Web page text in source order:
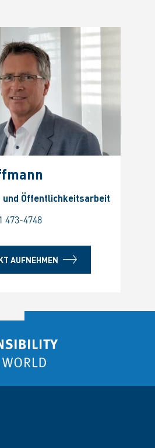
Öffentlichkeitsarbeit
473-4748
AUFNEHMEN